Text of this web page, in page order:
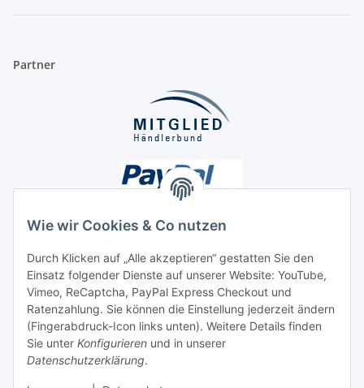
Wie wir Cookies & Co nutzen
Durch Klicken auf „Alle akzeptieren“ gestatten Sie den
Einsatz folgender Dienste auf unserer Website: YouTube,
Vimeo, ReCaptcha, PayPal Express Checkout und
Ratenzahlung. Sie können die Einstellung jederzeit ändern
(Fingerabdruck-Icon links unten). Weitere Details finden
Sie unter Konfigurieren und in unserer
Datenschutzerklärung.
Partner
Unsere Seiten
Social Media